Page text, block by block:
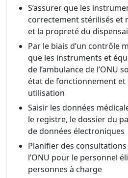
S’assurer que les
correctement stérilisés et
et la propreté du
Par le biais d’un contrôle
que les instruments et
de l’ambulance de l’ONU
état de fonctionnement et
utilisation
Saisir les données
le registre, le dossier du
de données électroniques
Planifier des
l’ONU pour le personnel
personnes à charge